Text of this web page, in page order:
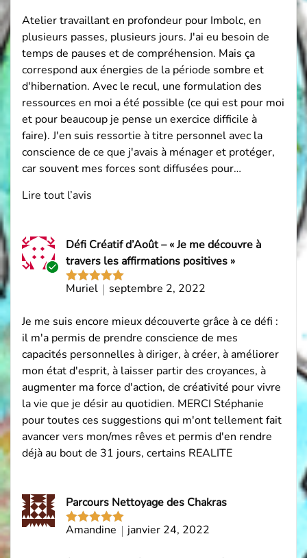
Atelier travaillant en profondeur pour Imbolc, en
plusieurs passes, plusieurs jours. J'ai eu besoin de
temps de pauses et de compréhension. Mais ça
correspond aux énergies de la période sombre et
d'hibernation. Avec le recul, une formulation des
ressources en moi a été possible (ce qui est pour moi
et pour beaucoup je pense un exercice difficile à
faire). J'en suis ressortie à titre personnel avec la
conscience de ce que j'avais à ménager et protéger,
car souvent mes forces sont diffusées pour…
Lire tout l’avis
Acheteur
vérifiéNote5sur
Défi Créatif d’Août – « Je me découvre à
travers les affirmations positives »
Muriel
septembre 2, 2022
Je me suis encore mieux découverte grâce à ce défi :
il m'a permis de prendre conscience de mes
capacités personnelles à diriger, à créer, à améliorer
mon état d'esprit, à laisser partir des croyances, à
augmenter ma force d'action, de créativité pour vivre
la vie que je désir au quotidien. MERCI Stéphanie
pour toutes ces suggestions qui m'ont tellement fait
avancer vers mon/mes rêves et permis d'en rendre
déjà au bout de 31 jours, certains REALITE
Note5sur
Parcours Nettoyage des Chakras
Amandine
janvier 24, 2022